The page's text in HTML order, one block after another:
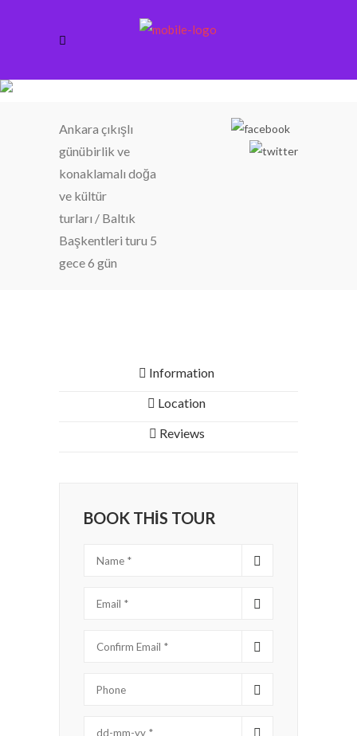
Ankara çıkışlı
günübirlik ve
konaklamalı doğa
ve kültür
turları / Baltık
Başkentleri turu 5
gece 6 gün
Information
Location
Reviews
BOOK THIS TOUR